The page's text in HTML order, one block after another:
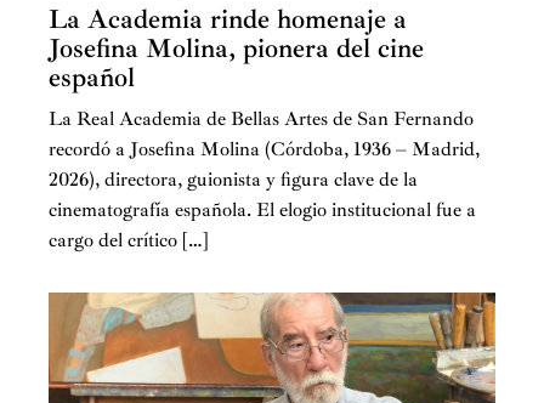
La Academia rinde homenaje a
Josefina Molina, pionera del cine
español
La Real Academia de Bellas Artes de San Fernando
recordó a Josefina Molina (Córdoba, 1936 – Madrid,
2026), directora, guionista y figura clave de la
cinematografía española. El elogio institucional fue a
cargo del crítico […]